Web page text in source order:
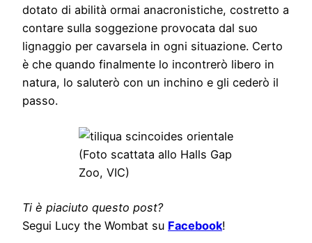
dotato di abilità ormai anacronistiche, costretto a
contare sulla soggezione provocata dal suo
lignaggio per cavarsela in ogni situazione. Certo
è che quando finalmente lo incontrerò libero in
natura, lo saluterò con un inchino e gli cederò il
passo.
(Foto scattata allo Halls Gap
Zoo, VIC)
Ti è piaciuto questo post?
Segui Lucy the Wombat su Facebook!